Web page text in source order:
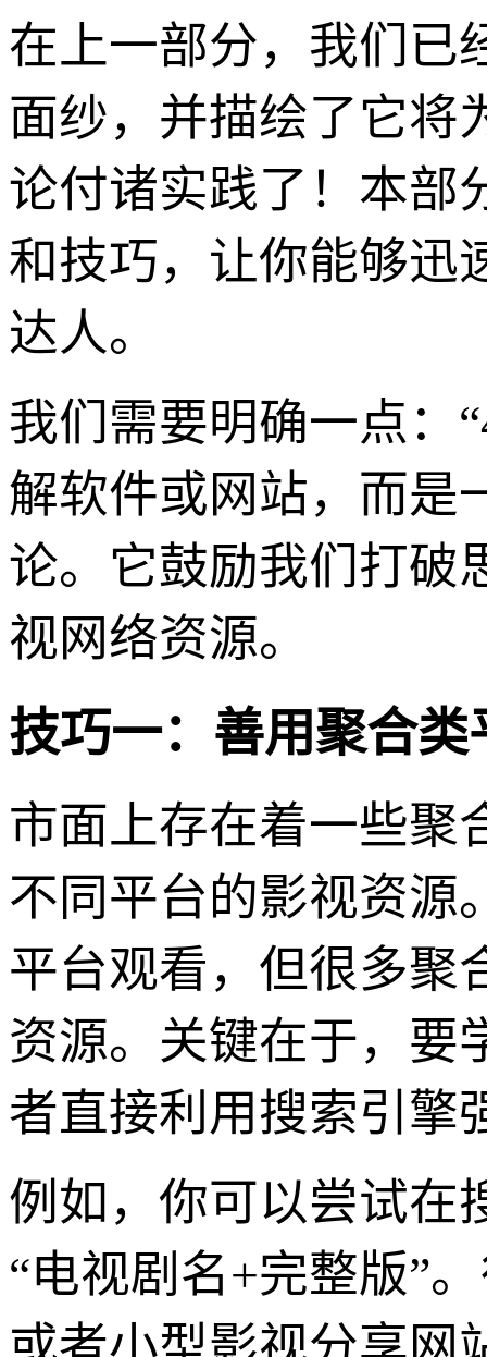
在上一部分，我们已
面纱，并描绘了它将
论付诸实践了！本部
和技巧，让你能够迅
达人。
我们需要明确一点：
解软件或网站，而是
论。它鼓励我们打破
视网络资源。
技巧一：善用聚合
市面上存在着一些聚
不同平台的影视资源
平台观看，但很多聚
资源。关键在于，要
者直接利用搜索引擎
例如，你可以尝试在
“电视剧名+完整版”